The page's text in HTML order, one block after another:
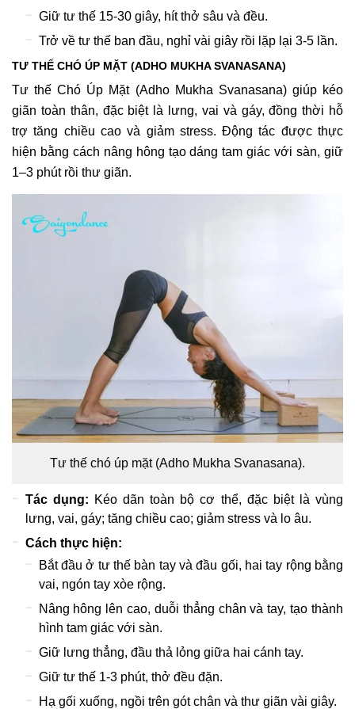
Giữ tư thế 15-30 giây, hít thở sâu và đều.
Trở về tư thế ban đầu, nghỉ vài giây rồi lặp lại 3-5 lần.
TƯ THẾ CHÓ ÚP MẶT (ADHO MUKHA SVANASANA)
Tư thế Chó Úp Mặt (Adho Mukha Svanasana) giúp kéo
giãn toàn thân, đặc biệt là lưng, vai và gáy, đồng thời hỗ
trợ tăng chiều cao và giảm stress. Động tác được thực
hiện bằng cách nâng hông tạo dáng tam giác với sàn, giữ
1–3 phút rồi thư giãn.
Tư thế chó úp mặt (Adho Mukha Svanasana).
Tác dụng: Kéo dãn toàn bộ cơ thể, đặc biệt là vùng
lưng, vai, gáy; tăng chiều cao; giảm stress và lo âu.
Cách thực hiện:
Bắt đầu ở tư thế bàn tay và đầu gối, hai tay rộng bằng
vai, ngón tay xòe rộng.
Nâng hông lên cao, duỗi thẳng chân và tay, tạo thành
hình tam giác với sàn.
Giữ lưng thẳng, đầu thả lỏng giữa hai cánh tay.
Giữ tư thế 1-3 phút, thở đều đặn.
Hạ gối xuống, ngồi trên gót chân và thư giãn vài giây.